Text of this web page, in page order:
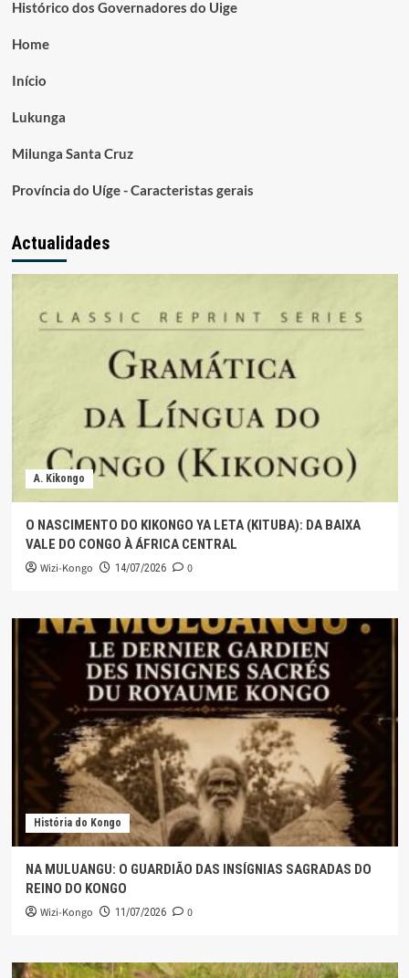
Histórico dos Governadores do Uige
Home
Início
Lukunga
Milunga Santa Cruz
Província do Uíge - Caracteristas gerais
Actualidades
A. Kikongo
O NASCIMENTO DO KIKONGO YA LETA (KITUBA): DA BAIXA
VALE DO CONGO À ÁFRICA CENTRAL
Wizi-Kongo 14/07/2026 0
História do Kongo
NA MULUANGU: O GUARDIÃO DAS INSÍGNIAS SAGRADAS DO
REINO DO KONGO
Wizi-Kongo 11/07/2026 0